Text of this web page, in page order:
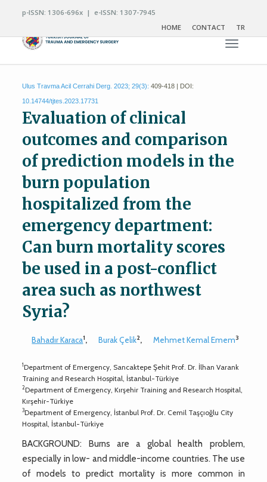
p-ISSN: 1306-696x | e-ISSN: 1307-7945
HOME
CONTACT TR
Toggle
Ulus Travma Acil Cerrahi Derg. 2023; 29(3): 409-418 | DOI:
10.14744/tjtes.2023.17731
Evaluation of clinical
outcomes and comparison
of prediction models in the
burn population
hospitalized from the
emergency department:
Can burn mortality scores
be used in a post-conflict
area such as northwest
Syria?
Bahadır Karaca1, Burak Çelik2, Mehmet Kemal Emem3
1Department of Emergency, Sancaktepe Şehit Prof. Dr. İlhan Varank
Training and Research Hospital, İstanbul-Türkiye
2Department of Emergency, Kırşehir Training and Research Hospital,
Kırşehir-Türkiye
3Department of Emergency, İstanbul Prof. Dr. Cemil Taşçıoğlu City
Hospital, İstanbul-Türkiye
BACKGROUND: Burns are a global health problem,
especially in low- and middle-income countries. The use
of models to predict mortality is more common in